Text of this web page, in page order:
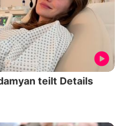
teilt Details